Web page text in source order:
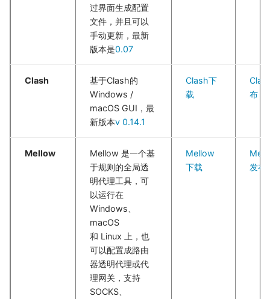
过界面生成配置
文件，并且可以
手动更新，最新
版本是0.07
Clash
基于Clash的
Windows /
macOS GUI，最
新版本v 0.14.1
Clash下
载
布
Mellow
Mellow 是一个基
于规则的全局透
明代理工具，可
以运行在
Windows、
macOS
和 Linux 上，也
可以配置成路由
器透明代理或代
理网关，支持
SOCKS、
Mellow
下载
发布